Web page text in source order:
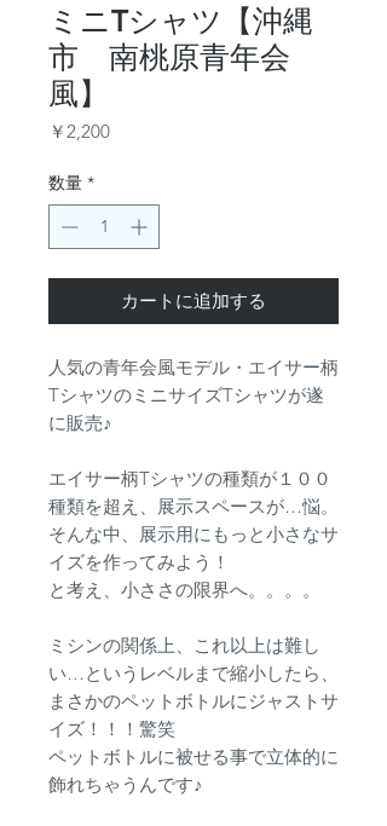
ミニTシャツ【沖縄
市 南桃原青年会
風】
￥2,200価
数量 *
カートに追加する
人気の青年会風モデル・エイサー柄
TシャツのミニサイズTシャツが遂
に販売♪
エイサー柄Tシャツの種類が１００
種類を超え、展示スペースが…悩。
そんな中、展示用にもっと小さなサ
イズを作ってみよう！
と考え、小ささの限界へ。。。。
ミシンの関係上、これ以上は難し
い…というレベルまで縮小したら、
まさかのペットボトルにジャストサ
イズ！！！驚笑
ペットボトルに被せる事で立体的に
飾れちゃうんです♪